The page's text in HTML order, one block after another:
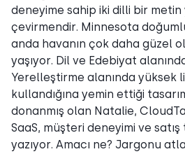
deneyime sahip iki dilli bir metin
çevirmendir. Minnesota
anda havanın çok daha güzel
yaşıyor. Dil ve Edebiyat
Yerelleştirme alanında yüksek
kullandığına yemin ettiği
donanmış olan Natalie,
SaaS, müşteri deneyimi ve
yazıyor. Amacı ne? Jargonu